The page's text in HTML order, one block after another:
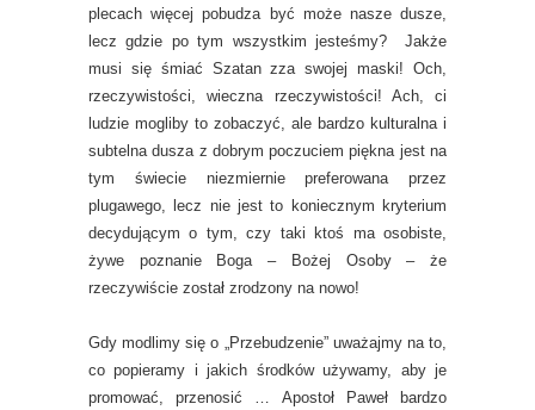
plecach więcej pobudza być może nasze dusze,
lecz gdzie po tym wszystkim jesteśmy? Jakże
musi się śmiać Szatan zza swojej maski! Och,
rzeczywistości, wieczna rzeczywistości! Ach, ci
ludzie mogliby to zobaczyć, ale bardzo kulturalna i
subtelna dusza z dobrym poczuciem piękna jest na
tym świecie niezmiernie preferowana przez
plugawego, lecz nie jest to koniecznym kryterium
decydującym o tym, czy taki ktoś ma osobiste,
żywe poznanie Boga – Bożej Osoby – że
rzeczywiście został zrodzony na nowo!
Gdy modlimy się o „Przebudzenie” uważajmy na to,
co popieramy i jakich środków używamy, aby je
promować, przenosić … Apostoł Paweł bardzo